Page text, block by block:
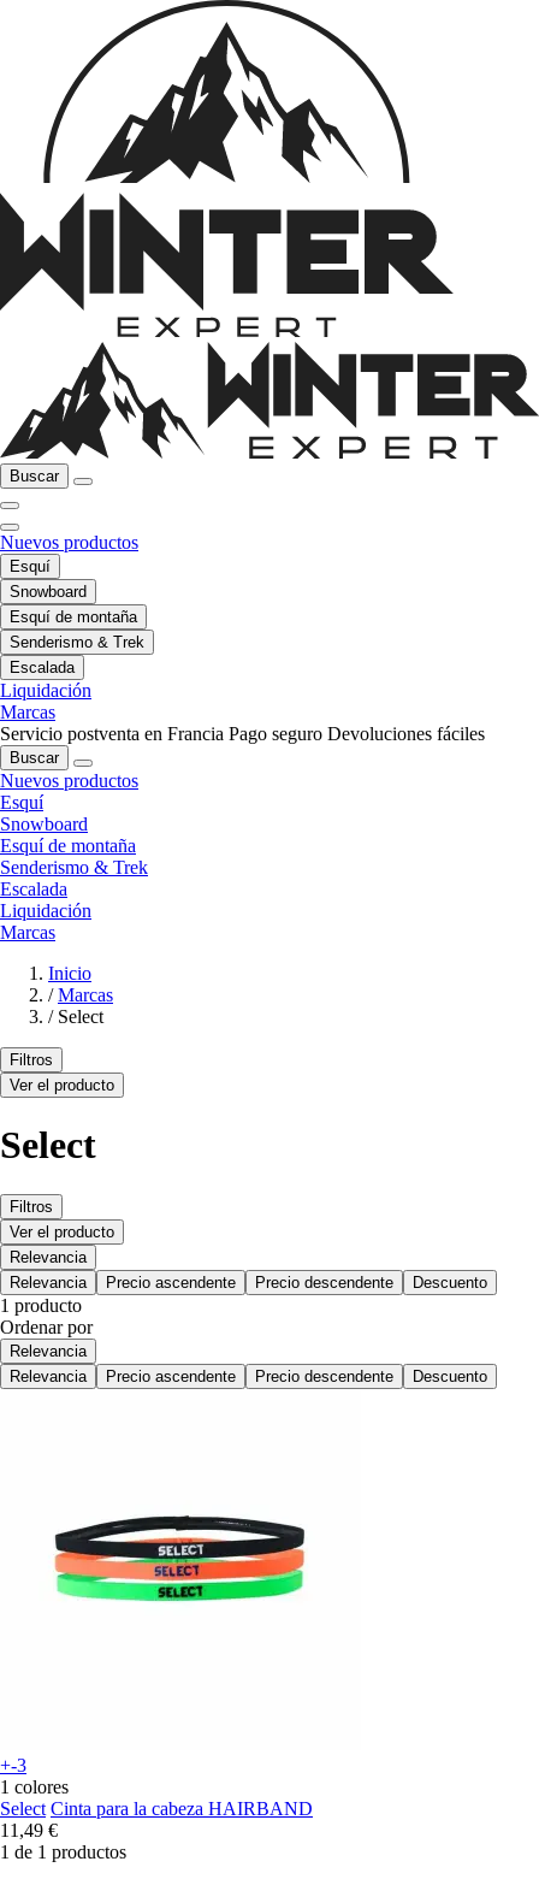
Buscar
Nuevos productos
Esquí
Snowboard
Esquí de montaña
Senderismo & Trek
Escalada
Liquidación
Marcas
Servicio postventa en Francia Pago seguro Devoluciones fáciles
Buscar
Nuevos productos
Esquí
Snowboard
Esquí de montaña
Senderismo & Trek
Escalada
Liquidación
Marcas
Inicio
/ Marcas
/ Select
Filtros
Ver el producto
Select
Filtros
Ver el producto
Relevancia
Relevancia
Precio ascendente Precio descendente Descuento
1 producto
Ordenar por
Relevancia
Relevancia
Precio ascendente Precio descendente Descuento
+-3
1 colores
Select Cinta para la cabeza HAIRBAND
11,49 €
1 de 1 productos